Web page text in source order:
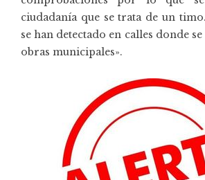
ciudadanía que se trata de un
se han detectado en calles donde
obras municipales».